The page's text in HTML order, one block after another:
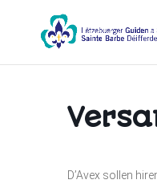
D’Avex sollen